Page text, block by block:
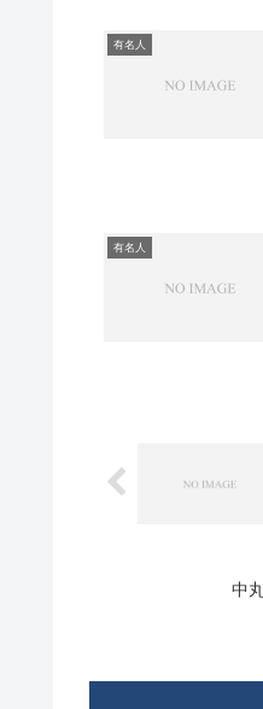
有名人
有名人
中